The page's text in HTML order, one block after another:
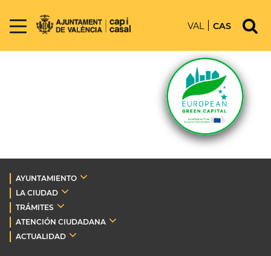
VAL CAS
AYUNTAMIENTO
LA CIUDAD
TRÁMITES
ATENCIÓN CIUDADANA
ACTUALIDAD